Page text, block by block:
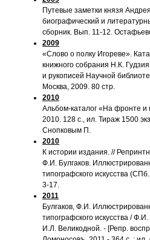
Путевые заметки князя
биографический и
сборник. Вып. 11-12.
2009
«Слово о полку Игореве».
книжного собрания Н.К.
и рукописей Научной
Москва, 2009. 80 стр.
2010
Альбом-каталог «На фронте и
2010. 128 с., ил. Тираж 1500
Снопковым П.
2010
К истории издания. //
Ф.И. Булгаков.
типографского искусства
3-17.
2011
Булгаков, Ф.И.
типографского искусства /
И.Л. Великодной. - [Репр.